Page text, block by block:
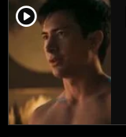
player2